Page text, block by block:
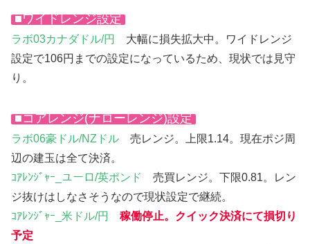
■ワイドレンジ設定
ラボ03カナダドル/円
大幅に損失拡大中。ワイドレンジ
設定で106円までの設定になっているため、現状では見守
り。
■コアレンジ(ナローレンジ)設定
ラボ06豪ドル/NZドル 売レンジ。上限1.14。現在ポジ周
辺の建玉は全て決済。
ｺｱﾚﾝｼﾞｬｰ_ユーロ/英ポンド
売買レンジ。下限0.81。レン
ジ抜けはしなさそうなので現状設定で継続。
ｺｱﾚﾝｼﾞｬｰ_米ドル/円
稼働停止。クイック決済にて損切り
予定